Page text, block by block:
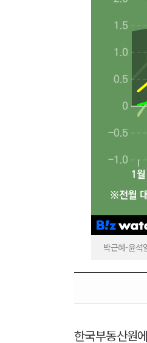
박근혜-윤석
한국부동산원